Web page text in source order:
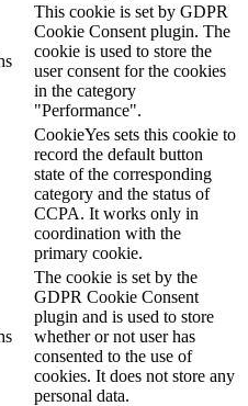
This cookie is set by GDPR
Cookie Consent plugin. The
cookie is used to store the
user consent for the cookies
in the category
"Performance".
CookieYes sets this cookie to
record the default button
state of the corresponding
category and the status of
CCPA. It works only in
coordination with the
primary cookie.
The cookie is set by the
GDPR Cookie Consent
plugin and is used to store
whether or not user has
consented to the use of
cookies. It does not store any
personal data.